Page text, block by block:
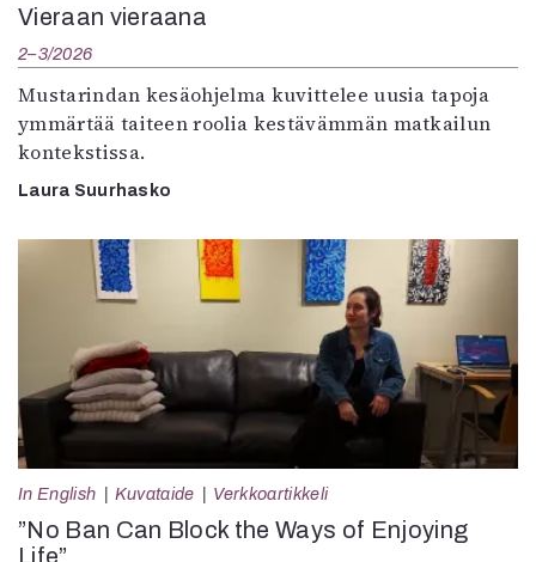
Vieraan vieraana
2–3/2026
Mustarindan kesäohjelma kuvittelee uusia tapoja
ymmärtää taiteen roolia kestävämmän matkailun
kontekstissa.
Laura Suurhasko
In English Kuvataide Verkkoartikkeli
”No Ban Can Block the Ways of Enjoying
Life”